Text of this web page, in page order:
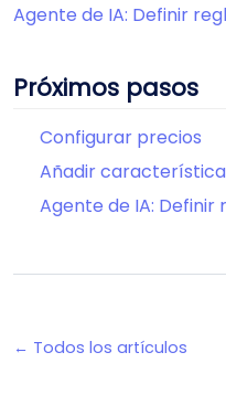
Agente de IA: Definir
Próximos pasos
Configurar precios
Añadir
Agente de IA:
← Todos los artículos